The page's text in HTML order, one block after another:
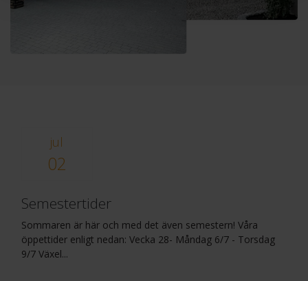
jul
02
Semestertider
Sommaren är här och med det även semestern! Våra
öppettider enligt nedan: Vecka 28- Måndag 6/7 - Torsdag
9/7 Växel...